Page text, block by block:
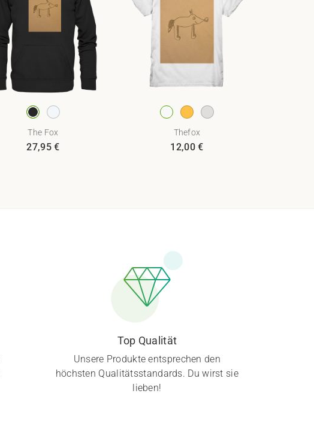
The Fox
27,95€
Thefox
12,00€
Top Qualität
Unsere Produkte entsprechen den
höchsten Qualitätsstandards. Du wirst sie
lieben!